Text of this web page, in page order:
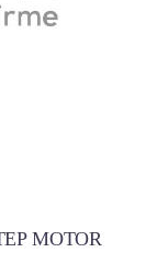
MOTOR